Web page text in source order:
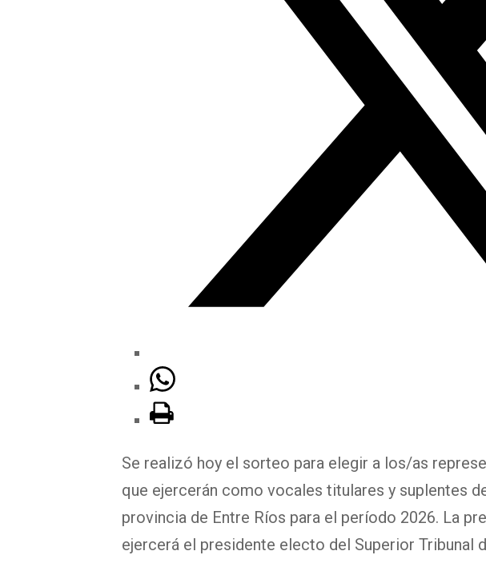
Se realizó hoy el sorteo para elegir a los/as
que ejercerán como vocales titulares y suplentes
provincia de Entre Ríos para el período 2026. La
ejercerá el presidente electo del Superior Tribunal